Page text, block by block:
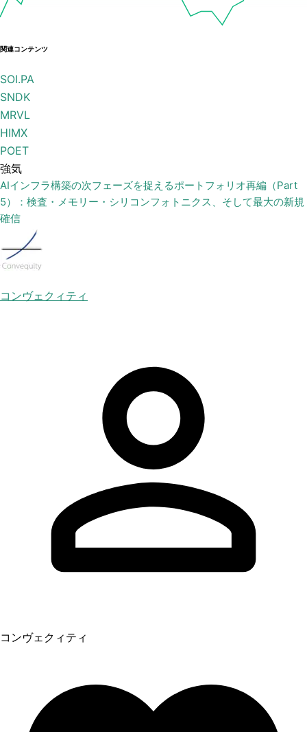
関連コンテンツ
SOI.PA
SNDK
MRVL
HIMX
POET
強気
AIインフラ構築の次フェーズを捉えるポートフォリオ再編（Part
5）：検査・メモリー・シリコンフォトニクス、そして最大の新規
確信
コンヴェクィティ
コンヴェクィティ